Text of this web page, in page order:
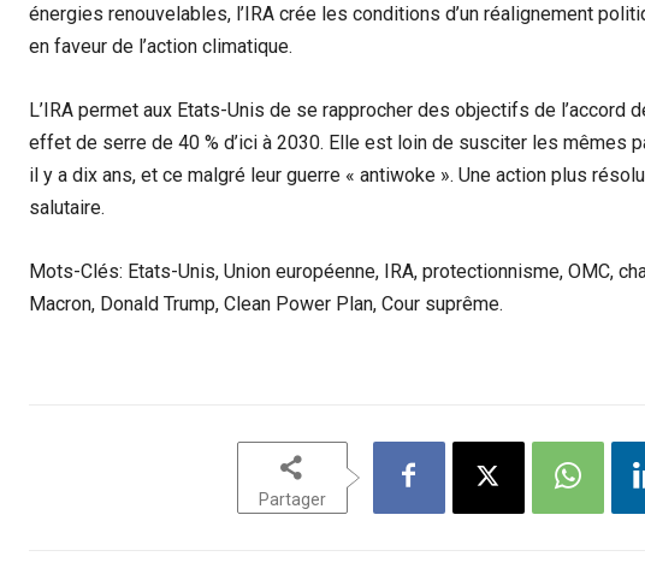
énergies renouvelables, l’IRA crée les conditions d’un réalignement
en faveur de l’action climatique.
L’IRA permet aux Etats-Unis de se rapprocher des objectifs de
effet de serre de 40 % d’ici à 2030. Elle est loin de susciter les mêmes
il y a dix ans, et ce malgré leur guerre « antiwoke ». Une action plus
salutaire.
Mots-Clés: Etats-Unis, Union européenne, IRA, protectionnisme, OMC,
Macron, Donald Trump, Clean Power Plan, Cour suprême.
Partager